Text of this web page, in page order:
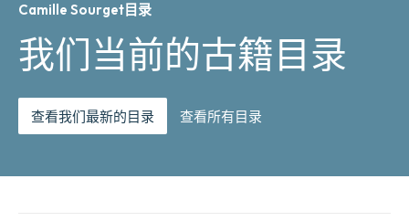
Camille Sourget目录
我们当前的古籍目录
查看我们最新的目录 查看所有目录